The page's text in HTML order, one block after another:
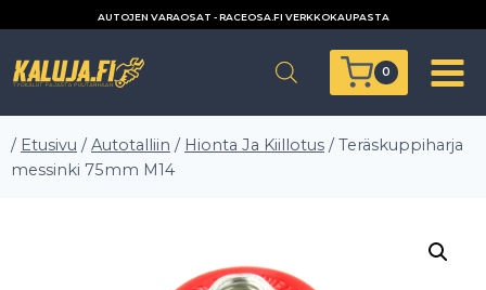
AUTOJEN VARAOSAT - RACEOSA.FI VERKKOKAUPASTA
0
/ Etusivu / Autotalliin / Hionta Ja Kiillotus / Teräskuppiharja
messinki 75mm M14